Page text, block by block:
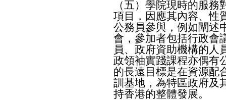
（五）學院現時的服
項目，因應其內容、性
公務員參與，例如闡述
會，參加者包括行政會
員、政府資助機構的人
政領袖實踐課程亦偶有
的長遠目標是在資源配
訓基地，為特區政府及
持香港的整體發展。